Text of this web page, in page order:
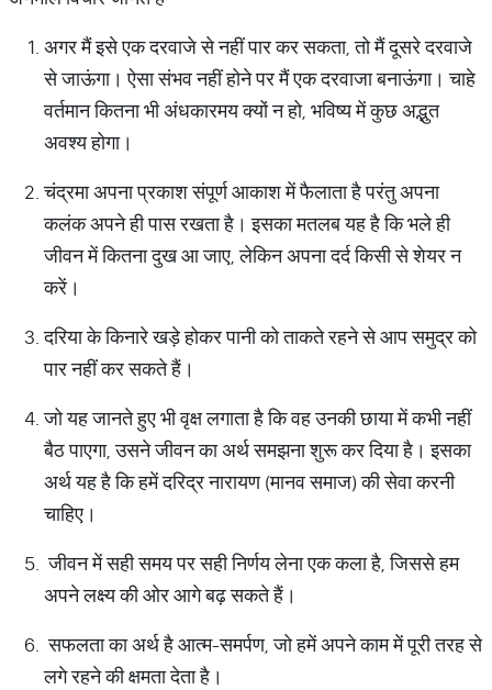
अगर मैं इसे एक दरवाजे से नहीं पार कर सकता, तो मैं दूसरे दरवाजे
से जाऊंगा। ऐसा संभव नहीं होने पर मैं एक दरवाजा बनाऊंगा। चाहे
वर्तमान कितना भी अंधकारमय क्यों न हो, भविष्य में कुछ अद्भुत
अवश्य होगा।
चंद्रमा अपना प्रकाश संपूर्ण आकाश में फैलाता है परंतु अपना
कलंक अपने ही पास रखता है। इसका मतलब यह है कि भले ही
जीवन में कितना दुख आ जाए, लेकिन अपना दर्द किसी से शेयर न
करें।
दरिया के किनारे खड़े होकर पानी को ताकते रहने से आप समुद्र को
पार नहीं कर सकते हैं।
जो यह जानते हुए भी वृक्ष लगाता है कि वह उनकी छाया में कभी नहीं
बैठ पाएगा, उसने जीवन का अर्थ समझना शुरू कर दिया है। इसका
अर्थ यह है कि हमें दरिद्र नारायण (मानव समाज) की सेवा करनी
चाहिए।
जीवन में सही समय पर सही निर्णय लेना एक कला है, जिससे हम
अपने लक्ष्य की ओर आगे बढ़ सकते हैं।
सफलता का अर्थ है आत्म-समर्पण, जो हमें अपने काम में पूरी तरह से
लगे रहने की क्षमता देता है।